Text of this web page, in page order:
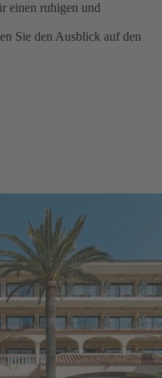
einen ruhigen und
Sie den Ausblick auf den